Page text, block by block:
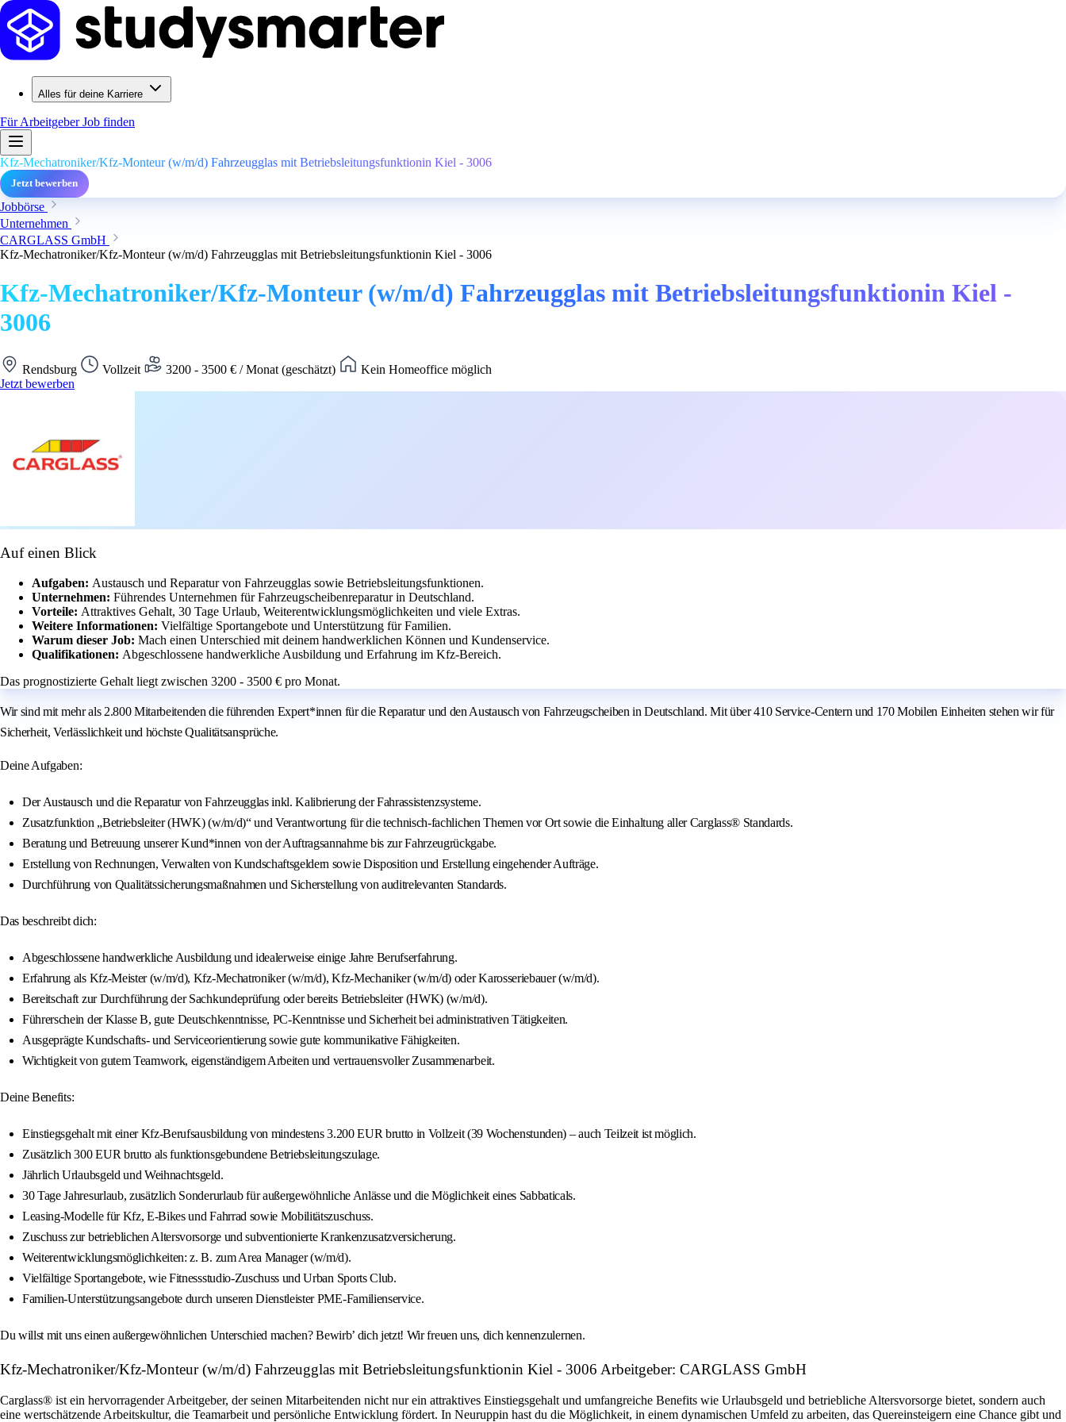
Alles für deine Karriere
Für ArbeitgeberJob finden
Kfz-Mechatroniker/Kfz-Monteur (w/m/d) Fahrzeugglas mit Betriebsleitungsfunktionin Kiel - 3006
Jetzt bewerben
Jobbörse
Unternehmen
CARGLASS GmbH
Kfz-Mechatroniker/Kfz-Monteur (w/m/d) Fahrzeugglas mit Betriebsleitungsfunktionin Kiel - 3006
Kfz-Mechatroniker/Kfz-Monteur (w/m/d) Fahrzeugglas mit Betriebsleitungsfunktionin Kiel -
3006
Rendsburg Vollzeit 3200 - 3500 € / Monat (geschätzt)
Kein Homeoffice möglich
Jetzt bewerben
Auf einen Blick
Aufgaben: Austausch und Reparatur von Fahrzeugglas sowie Betriebsleitungsfunktionen.
Unternehmen: Führendes Unternehmen für Fahrzeugscheibenreparatur in Deutschland.
Vorteile: Attraktives Gehalt, 30 Tage Urlaub, Weiterentwicklungsmöglichkeiten und viele Extras.
Weitere Informationen: Vielfältige Sportangebote und Unterstützung für Familien.
Warum dieser Job: Mach einen Unterschied mit deinem handwerklichen Können und Kundenservice.
Qualifikationen: Abgeschlossene handwerkliche Ausbildung und Erfahrung im Kfz-Bereich.
Das prognostizierte Gehalt liegt zwischen 3200 - 3500 € pro Monat.
Wir sind mit mehr als 2.800 Mitarbeitenden die führenden Expert*innen für die Reparatur und den Austausch von Fahrzeugscheiben in Deutschland. Mit über 410 Service-Centern und 170 Mobilen Einheiten stehen wir für
Sicherheit, Verlässlichkeit und höchste Qualitätsansprüche.
Deine Aufgaben:
Der Austausch und die Reparatur von Fahrzeugglas inkl. Kalibrierung der Fahrassistenzsysteme.
Zusatzfunktion „Betriebsleiter (HWK) (w/m/d)“ und Verantwortung für die technisch-fachlichen Themen vor Ort sowie die Einhaltung aller Carglass® Standards.
Beratung und Betreuung unserer Kund*innen von der Auftragsannahme bis zur Fahrzeugrückgabe.
Erstellung von Rechnungen, Verwalten von Kundschaftsgeldern sowie Disposition und Erstellung eingehender Aufträge.
Durchführung von Qualitätssicherungsmaßnahmen und Sicherstellung von auditrelevanten Standards.
Das beschreibt dich:
Abgeschlossene handwerkliche Ausbildung und idealerweise einige Jahre Berufserfahrung.
Erfahrung als Kfz-Meister (w/m/d), Kfz-Mechatroniker (w/m/d), Kfz-Mechaniker (w/m/d) oder Karosseriebauer (w/m/d).
Bereitschaft zur Durchführung der Sachkundeprüfung oder bereits Betriebsleiter (HWK) (w/m/d).
Führerschein der Klasse B, gute Deutschkenntnisse, PC-Kenntnisse und Sicherheit bei administrativen Tätigkeiten.
Ausgeprägte Kundschafts- und Serviceorientierung sowie gute kommunikative Fähigkeiten.
Wichtigkeit von gutem Teamwork, eigenständigem Arbeiten und vertrauensvoller Zusammenarbeit.
Deine Benefits:
Einstiegsgehalt mit einer Kfz-Berufsausbildung von mindestens 3.200 EUR brutto in Vollzeit (39 Wochenstunden) – auch Teilzeit ist möglich.
Zusätzlich 300 EUR brutto als funktionsgebundene Betriebsleitungszulage.
Jährlich Urlaubsgeld und Weihnachtsgeld.
30 Tage Jahresurlaub, zusätzlich Sonderurlaub für außergewöhnliche Anlässe und die Möglichkeit eines Sabbaticals.
Leasing-Modelle für Kfz, E-Bikes und Fahrrad sowie Mobilitätszuschuss.
Zuschuss zur betrieblichen Altersvorsorge und subventionierte Krankenzusatzversicherung.
Weiterentwicklungsmöglichkeiten: z. B. zum Area Manager (w/m/d).
Vielfältige Sportangebote, wie Fitnessstudio-Zuschuss und Urban Sports Club.
Familien-Unterstützungsangebote durch unseren Dienstleister PME-Familienservice.
Du willst mit uns einen außergewöhnlichen Unterschied machen? Bewirb’ dich jetzt! Wir freuen uns, dich kennenzulernen.
Kfz-Mechatroniker/Kfz-Monteur (w/m/d) Fahrzeugglas mit Betriebsleitungsfunktionin Kiel - 3006 Arbeitgeber: CARGLASS GmbH
Carglass® ist ein hervorragender Arbeitgeber, der seinen Mitarbeitenden nicht nur ein attraktives Einstiegsgehalt und umfangreiche Benefits wie Urlaubsgeld und betriebliche Altersvorsorge bietet, sondern auch
eine wertschätzende Arbeitskultur, die Teamarbeit und persönliche Entwicklung fördert. In Neuruppin hast du die Möglichkeit, in einem dynamischen Umfeld zu arbeiten, das Quereinsteigern eine Chance gibt und